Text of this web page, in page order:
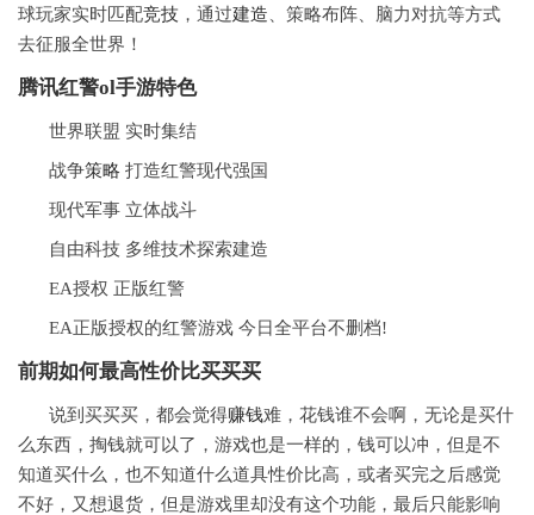
球玩家实时匹配竞技 ，通过建造 、策略布阵、脑力对抗等方式
去征服全世界！
腾讯红警ol手游特色
世界联盟 实时集结
战争策略 打造红警现代强国
现代军事 立体战斗
自由科技 多维技术探索建造
EA授权 正版红警
EA正版授权的红警游戏 今日全平台不删档!
前期如何最高性价比买买买
说到买买买，都会觉得赚钱难，花钱谁不会啊，无论是买什
么东西，掏钱就可以了，游戏也是一样的，钱可以冲，但是不
知道买什么，也不知道什么道具性价比高，或者买完之后感觉
不好，又想退货，但是游戏里却没有这个功能，最后只能影响